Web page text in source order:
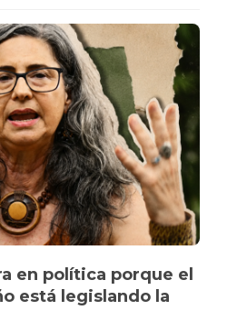
en política porque el
está legislando la